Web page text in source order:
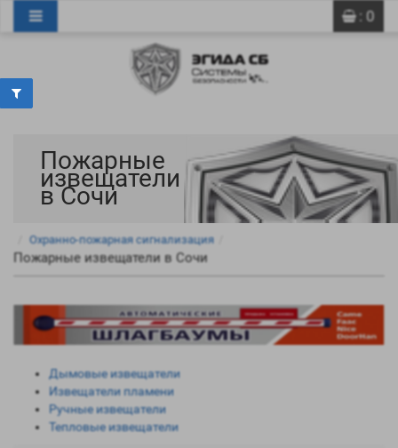
: 0
Пожарные
извещатели
в Сочи
Охранно-пожарная сигнализация
Пожарные извещатели в Сочи
Дымовые извещатели
Извещатели пламени
Ручные извещатели
Тепловые извещатели